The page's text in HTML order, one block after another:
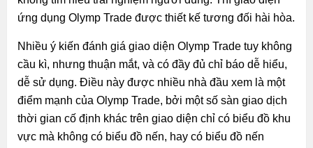
ứng dụng Olymp Trade được thiết kế tương đối hài hòa.
Nhiều ý kiến đánh giá giao diện Olymp Trade tuy không
cầu kì, nhưng thuận mắt, và có đầy đủ chỉ báo dễ hiểu,
dễ sử dụng. Điều này được nhiều nhà đầu xem là một
điểm mạnh của Olymp Trade, bởi mộtsố sàn giao dịch
thời gian cố định khác trên giao diện chỉ có biểu đồ khu
vực mà không có biểu đồ nến, hay có biểu đồ nến